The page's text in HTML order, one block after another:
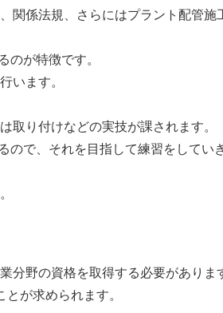
係法規、さらにはプラント配管施
のが特徴です。
います。
取り付けなどの実技が課されます。
で、それを目指して練習をしてい
分野の資格を取得する必要がありま
が求められます。